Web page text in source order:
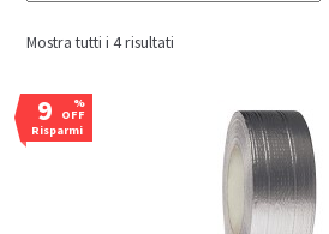
Mostra tutti i 4 risultati
9 %
OFF
Risparmi
€0,51